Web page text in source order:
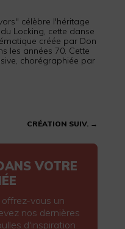
célèbre l'héritage
Locking, cette danse
créée par Don
les années 70. Cette
chorégraphiée par
CRÉATION SUIV. →
VOTRE
vous un
nos dernières
d'inspiration